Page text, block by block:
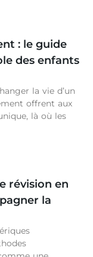
: le guide
des enfants
la vie d’un
offrent aux
là où les
révision en
la